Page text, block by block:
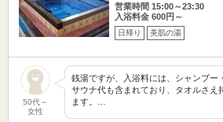
営業時間 15:00～23:30
入浴料金 600円～
日帰り 美肌の湯
50代～
女性
銭湯ですが、入浴料には、シャンプー
サウナ代も含まれており、タオルさえ
ます。…